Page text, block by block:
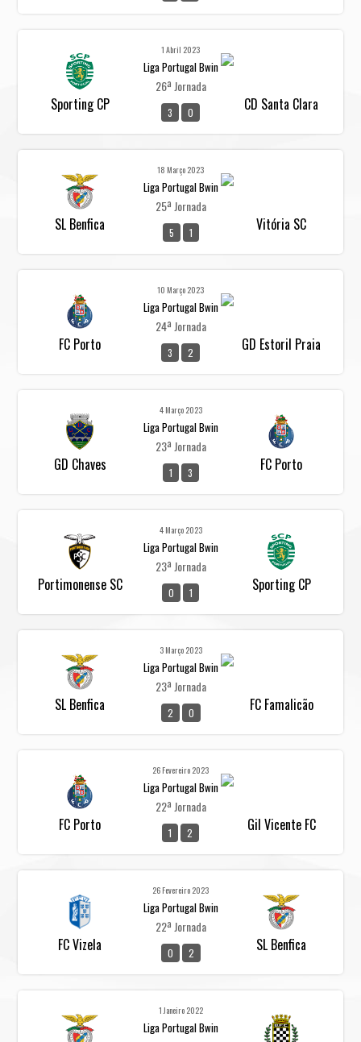
Sporting CP
1 Abril 2023
Liga Portugal Bwin
26ª Jornada
3 0 CD Santa Clara
SL Benfica
18 Março 2023
Liga Portugal Bwin
25ª Jornada
5 1 Vitória SC
FC Porto
10 Março 2023
Liga Portugal Bwin
24ª Jornada
3 2 GD Estoril Praia
GD Chaves
4 Março 2023
Liga Portugal Bwin
23ª Jornada
1 3 FC Porto
Portimonense SC
4 Março 2023
Liga Portugal Bwin
23ª Jornada
0 1 Sporting CP
SL Benfica
3 Março 2023
Liga Portugal Bwin
23ª Jornada
2 0 FC Famalicão
FC Porto
26 Fevereiro 2023
Liga Portugal Bwin
22ª Jornada
1 2 Gil Vicente FC
FC Vizela
26 Fevereiro 2023
Liga Portugal Bwin
22ª Jornada
0 2 SL Benfica
1 Janeiro 2022
Liga Portugal Bwin